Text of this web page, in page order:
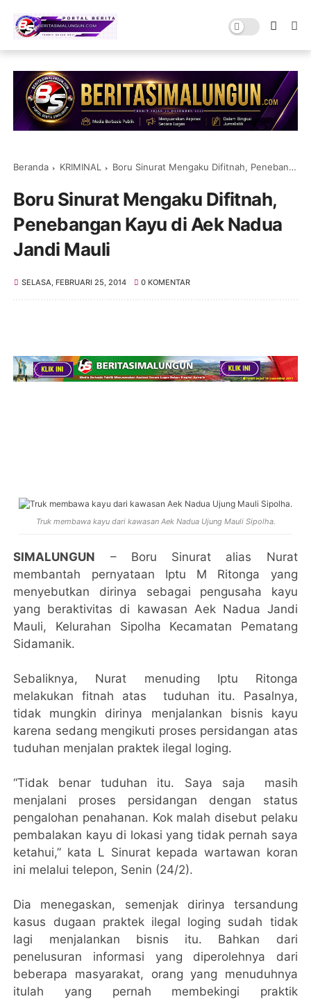
Beranda KRIMINAL Boru Sinurat Mengaku Difitnah, Penebangan Kayu di Aek Nadua Jandi Mauli
Boru Sinurat Mengaku Difitnah,
Penebangan Kayu di Aek Nadua
Jandi Mauli
SELASA, FEBRUARI 25, 2014 0 KOMENTAR
Truk membawa kayu dari kawasan Aek Nadua Ujung Mauli Sipolha.
SIMALUNGUN – Boru Sinurat alias Nurat
membantah pernyataan Iptu M Ritonga yang
menyebutkan dirinya sebagai pengusaha kayu
yang beraktivitas di kawasan Aek Nadua Jandi
Mauli, Kelurahan Sipolha Kecamatan Pematang
Sidamanik.
Sebaliknya, Nurat menuding Iptu Ritonga
melakukan fitnah atas tuduhan itu. Pasalnya,
tidak mungkin dirinya menjalankan bisnis kayu
karena sedang mengikuti proses persidangan atas
tuduhan menjalan praktek ilegal loging.
“Tidak benar tuduhan itu. Saya saja masih
menjalani proses persidangan dengan status
pengalohan penahanan. Kok malah disebut pelaku
pembalakan kayu di lokasi yang tidak pernah saya
ketahui,” kata L Sinurat kepada wartawan koran
ini melalui telepon, Senin (24/2).
Dia menegaskan, semenjak dirinya tersandung
kasus dugaan praktek ilegal loging sudah tidak
lagi menjalankan bisnis itu. Bahkan dari
penelusuran informasi yang diperolehnya dari
beberapa masyarakat, orang yang menuduhnya
itulah yang pernah membekingi praktik